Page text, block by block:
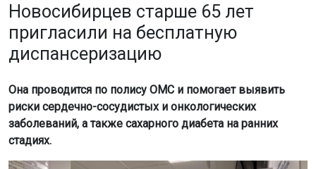
Новосибирцев старше 65 лет
пригласили на бесплатную
диспансеризацию
Она проводится по полису ОМС и помогает выявить
риски сердечно-сосудистых и онкологических
заболеваний, а также сахарного диабета на ранних
стадиях.